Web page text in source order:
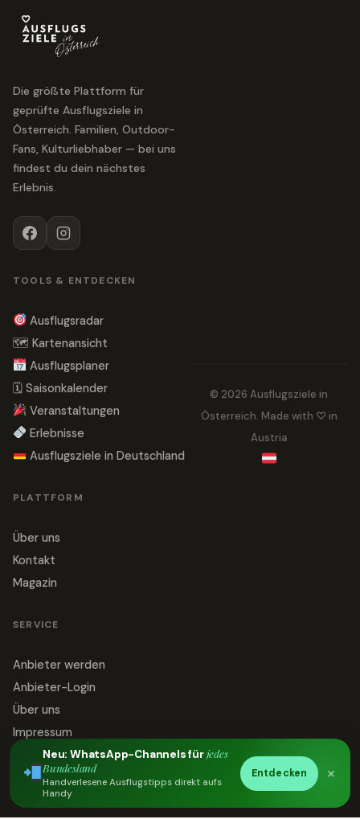
Die größte Plattform für
geprüfte Ausflugsziele in
Österreich. Familien, Outdoor-
Fans, Kulturliebhaber — bei uns
findest du dein nächstes
Erlebnis.
TOOLS & ENTDECKEN
Ausflugsradar
🗺 Kartenansicht
Ausflugsplaner
🗓 Saisonkalender
Veranstaltungen
Erlebnisse
Ausflugsziele in Deutschland
PLATTFORM
Über uns
Kontakt
Magazin
SERVICE
Anbieter werden
Anbieter-Login
Über uns
Impressum
Datenschutz
Kontakt
© 2026 Ausflugsziele in
Österreich. Made with ♡ in
Austria
Neu: WhatsApp-Channels fürjedes
Bundesland
Handverlesene Ausflugstipps direkt aufs
Handy
Entdecken ×